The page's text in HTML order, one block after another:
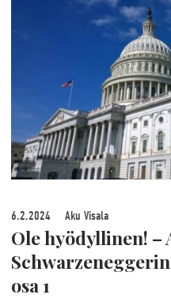
6.2.2024 Aku Visala
Ole hyödyllinen! –
osa 1